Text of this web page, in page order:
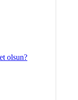
olsun?